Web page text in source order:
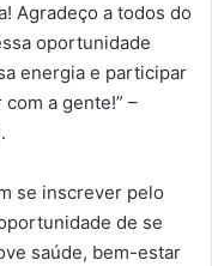
Agradeço a todos do
oportunidade
energia e participar
a gente!” –
se inscrever pelo
de se
saúde, bem-estar